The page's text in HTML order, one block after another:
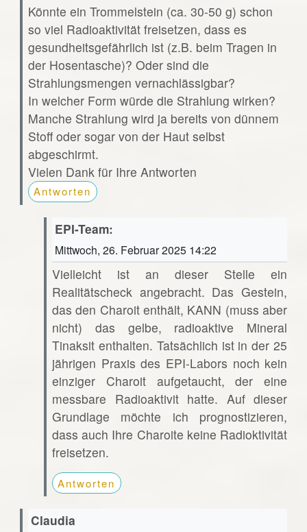
Könnte ein Trommelstein (ca. 30-50 g) schon
so viel Radioaktivität freisetzen, dass es
gesundheitsgefährlich ist (z.B. beim Tragen in
der Hosentasche)? Oder sind die
Strahlungsmengen vernachlässigbar?
In welcher Form würde die Strahlung wirken?
Manche Strahlung wird ja bereits von dünnem
Stoff oder sogar von der Haut selbst
abgeschirmt.
Vielen Dank für Ihre Antworten
Antworten
EPI-Team:
Mittwoch, 26. Februar 2025 14:22
Vielleicht ist an dieser Stelle ein
Realitätscheck angebracht. Das Gestein,
das den Charoit enthält, KANN (muss aber
nicht) das gelbe, radioaktive Mineral
Tinaksit enthalten. Tatsächlich ist in der 25
jährigen Praxis des EPI-Labors noch kein
einziger Charoit aufgetaucht, der eine
messbare Radioaktivit hatte. Auf dieser
Grundlage möchte ich prognostizieren,
dass auch Ihre Charoite keine Radioktivität
freisetzen.
Antworten
Claudia